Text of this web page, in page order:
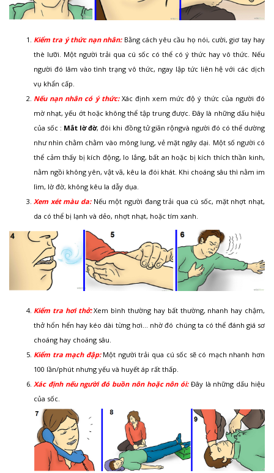
Kiểm tra ý thức nạn nhân: Bằng cách yêu cầu họ nói, cười, giơ tay hay
thè lưỡi. Một người trải qua cú sốc có thể có ý thức hay vô thức. Nếu
người đó lâm vào tình trạng vô thức, ngay lập tức liên hệ với các dịch
vụ khẩn cấp.
Nếu nạn nhân có ý thức: Xác định xem mức độ ý thức của người đó
mờ nhạt, yếu ớt hoặc không thể tập trung được. Đây là những dấu hiệu
của sốc : Mắt lờ đờ, đôi khi đồng tử giãn rộngvà người đó có thể dường
như nhìn chằm chằm vào mông lung, vẻ mặt ngây dại. Một số người có
thể cảm thấy bị kích động, lo lắng, bất an hoặc bị kích thích thần kinh,
nằm ngồi không yên, vật vã, kêu la đói khát. Khi choáng sâu thì nằm im
lìm, lờ đờ, không kêu la dẫy dụa.
Xem xét màu da: Nếu một người đang trải qua cú sốc, mặt nhợt nhạt,
da có thể bị lạnh và dẻo, nhợt nhạt, hoặc tím xanh.
Kiểm tra hơi thở:Xem bình thường hay bất thường, nhanh hay chậm,
thở hổn hển hay kéo dài từng hơi… nhờ đó chúng ta có thể đánh giá sơ
choáng hay choáng sâu.
Kiểm tra mạch đập:Một người trải qua cú sốc sẽ có mạch nhanh hơn
100 lần/phút nhưng yếu và huyết áp rất thấp.
Xác định nếu người đó buồn nôn hoặc nôn ói:Đây là những dấu hiệu
của sốc.